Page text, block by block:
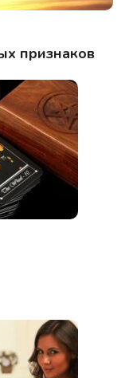
признаков